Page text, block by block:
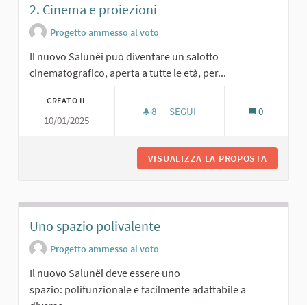
2. Cinema e proiezioni
Progetto ammesso al voto
Il nuovo Salunëi può diventare un salotto
cinematografico, aperta a tutte le età, per...
CREATO IL
10/01/2025
8 8 SOSTENITORI
SEGUI 0
VISUALIZZA LA PROPOSTA
Uno spazio polivalente
Progetto ammesso al voto
Il nuovo Salunëi deve essere uno
spazio: polifunzionale e facilmente adattabile a